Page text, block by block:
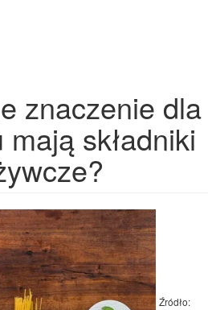
znaczenie dla
składniki
Źródło: